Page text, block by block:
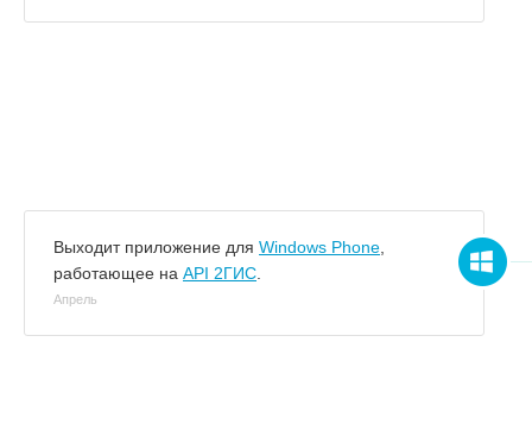
Выходит приложение для Windows Phone
работающее на API 2ГИС
Апрель